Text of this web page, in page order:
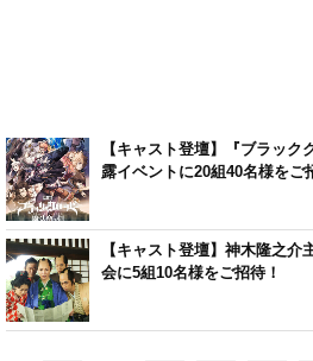
【キャスト登壇】『ブラッ
露イベントに20組40名様をご
【キャスト登壇】神木隆之
会に5組10名様をご招待！